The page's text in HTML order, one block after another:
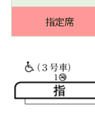
指定席